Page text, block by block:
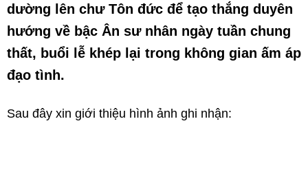
dường lên chư Tôn đức để tạo thắng duyên
hướng về bậc Ân sư nhân ngày tuần chung
thất, buổi lễ khép lại trong không gian ấm áp
đạo tình.
Sau đây xin giới thiệu hình ảnh ghi nhận: